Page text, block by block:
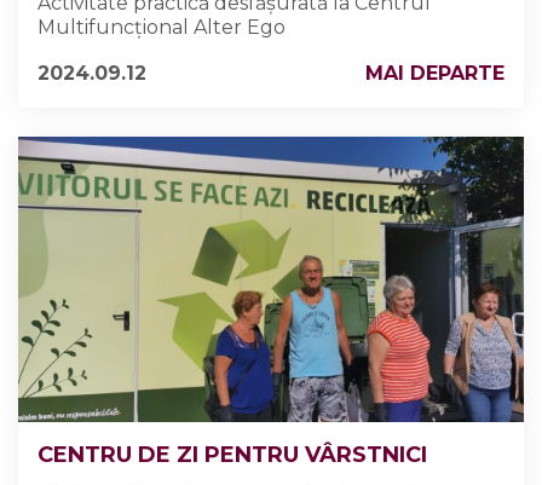
Multifuncțional Alter Ego
2024.09.12
MAI DEPARTE
CENTRU DE ZI PENTRU VÂRSTNICI